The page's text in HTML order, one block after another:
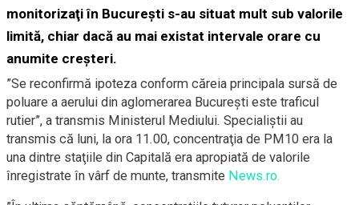
monitorizaţi în Bucureşti s-au situat mult sub valorile
limită, chiar dacă au mai existat intervale orare cu
anumite creşteri.
”Se reconfirmă ipoteza conform căreia principala sursă de
poluare a aerului din aglomerarea Bucureşti este traficul
rutier”, a transmis Ministerul Mediului. Specialiştii au
transmis că luni, la ora 11.00, concentraţia de PM10 era la
una dintre staţiile din Capitală era apropiată de valorile
înregistrate în vârf de munte, transmite News.ro.